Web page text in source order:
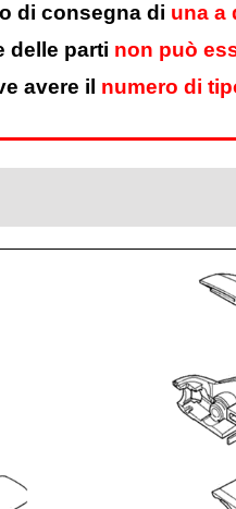
di consegna di una a
delle parti non può
avere il numero di